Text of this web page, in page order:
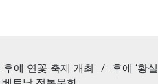
후에 연꽃 축제 개최 / 후에 ‘황